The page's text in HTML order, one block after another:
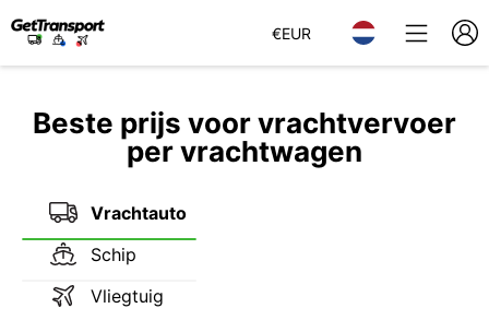
€EUR
Beste prijs voor vrachtvervoer
per vrachtwagen
Vrachtauto
Schip
Vliegtuig